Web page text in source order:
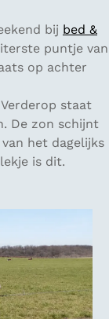
bij bed &
puntje van
op achter
staat
De zon schijnt
het dagelijks
is dit.